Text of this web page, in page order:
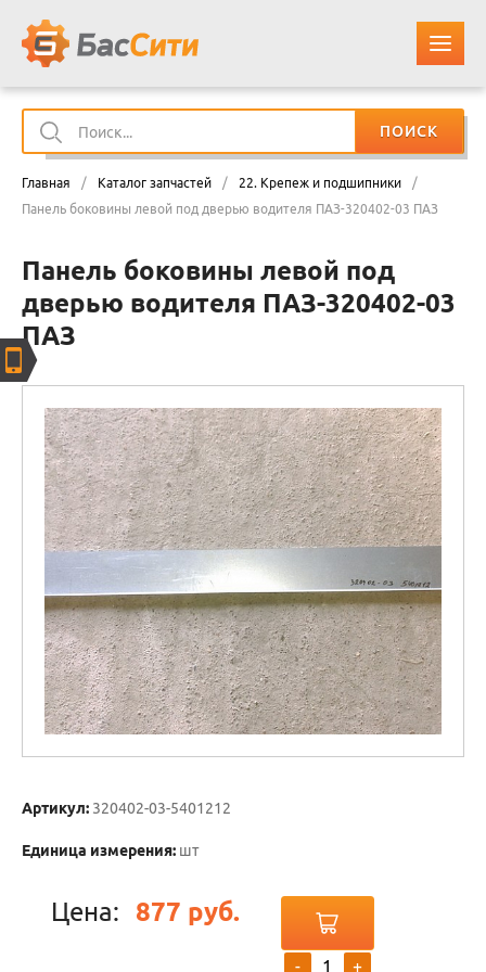
ПОИСК
Главная / Каталог запчастей / 22. Крепеж и подшипники
/
Панель боковины левой под дверью водителя ПАЗ-320402-03 ПАЗ
Панель боковины левой под
дверью водителя ПАЗ-320402-03
ПАЗ
Артикул: 320402-03-5401212
Единица измерения: шт
Цена: 877 руб.
- +
КАТАЛОГ ЗАПЧАСТЕЙ
ОПЛАТА И ДОСТАВКА
КОРЗИНА